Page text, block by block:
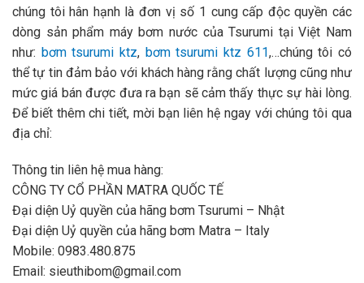
chúng tôi hân hạnh là đơn vị số 1 cung cấp độc quyền các
dòng sản phẩm máy bơm nước của Tsurumi tại Việt Nam
như: bơm tsurumi ktz, bơm tsurumi ktz 611,…chúng tôi có
thể tự tin đảm bảo với khách hàng rằng chất lượng cũng như
mức giá bán được đưa ra bạn sẽ cảm thấy thực sự hài lòng.
Để biết thêm chi tiết, mời bạn liên hệ ngay với chúng tôi qua
địa chỉ:
Thông tin liên hệ mua hàng:
CÔNG TY CỔ PHẦN MATRA QUỐC TẾ
Đại diện Uỷ quyền của hãng bơm Tsurumi – Nhật
Đại diện Uỷ quyền của hãng bơm Matra – Italy
Mobile: 0983.480.875
Email: sieuthibom@gmail.com